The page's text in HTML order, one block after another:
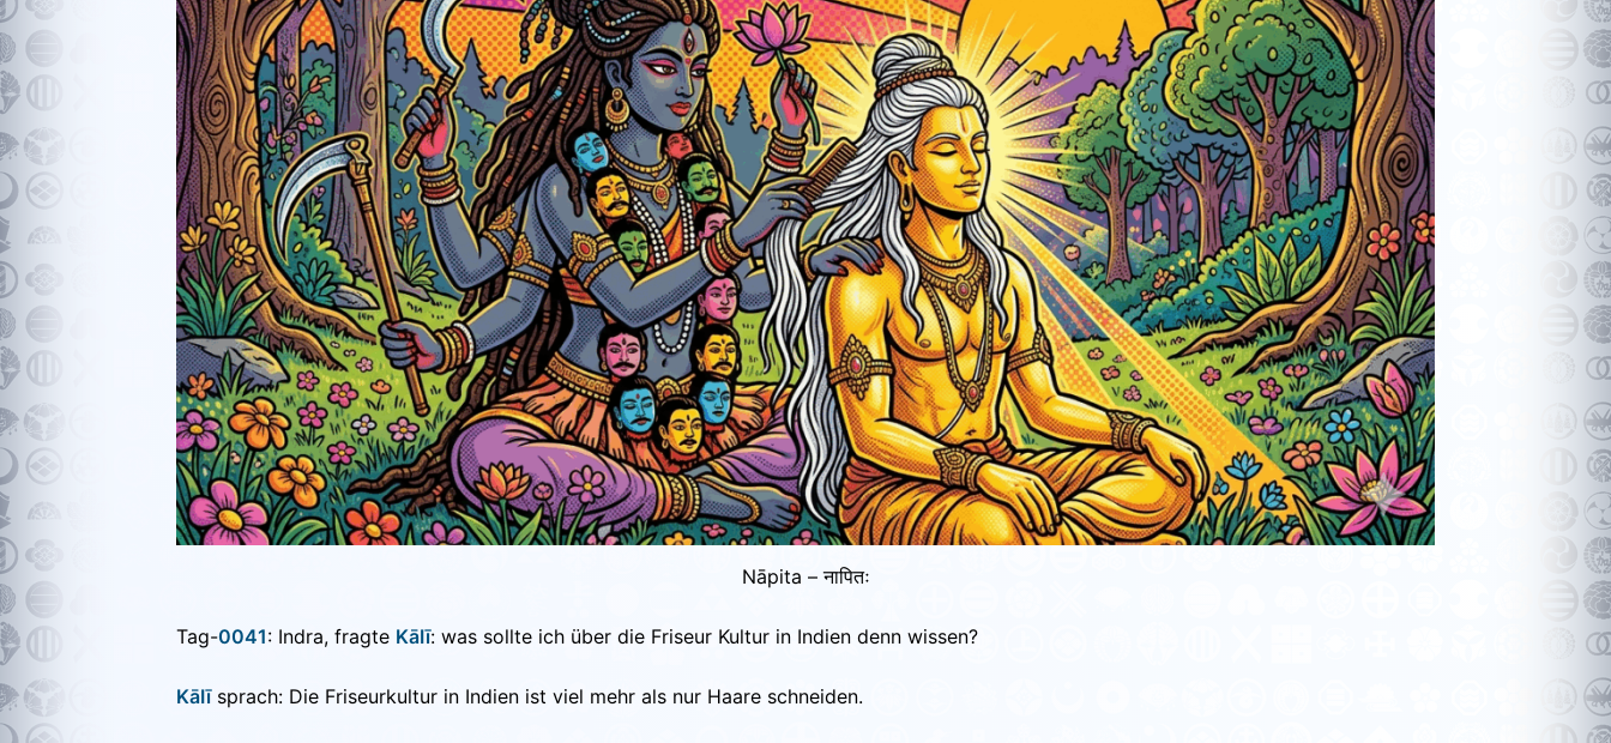
Nāpita – नापितः
Tag-0041: Indra, fragte KāIī: was sollte ich über die Friseur Kultur in Indien denn wissen?
KāIīsprach: Die Friseurkultur in Indien ist viel mehr als nur Haare schneiden.